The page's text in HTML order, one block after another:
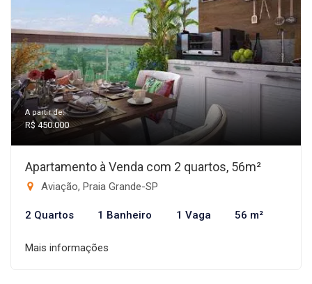
A partir de:
R$ 450.000
Apartamento à Venda com 2 quartos, 56m²
Aviação, Praia Grande-SP
2 Quartos 1 Banheiro 1 Vaga 56 m²
Mais informações